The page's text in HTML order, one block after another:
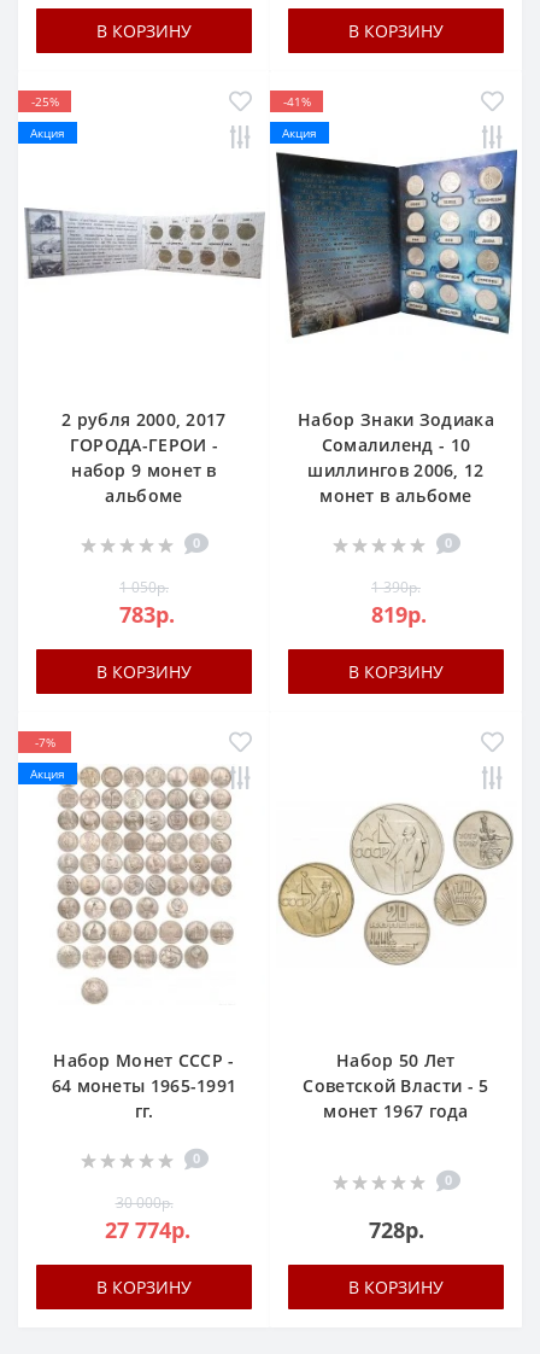
В КОРЗИНУ В КОРЗИНУ
-25%
Акция
2 рубля 2000, 2017
ГОРОДА-ГЕРОИ -
набор 9 монет в
альбоме
0
1 050р.
783р.
В КОРЗИНУ
-41%
Акция
Набор Знаки Зодиака
Сомалиленд - 10
шиллингов 2006, 12
монет в альбоме
0
1 390р.
819р.
В КОРЗИНУ
-7%
Акция
Набор Монет СССР -
64 монеты 1965-1991
гг.
0
30 000р.
27 774р.
В КОРЗИНУ
Набор 50 Лет
Советской Власти - 5
монет 1967 года
0
728р.
В КОРЗИНУ